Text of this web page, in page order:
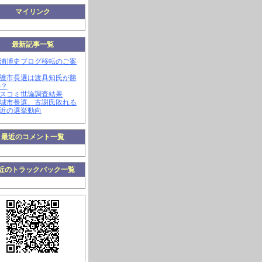
マイリンク
最新記事一覧
博史ブログ移転のご案
市長選は渡具知氏が勝
コミ世論調査結果
市長選、古謝氏敗れる
の選挙動向
最近のコメント一覧
のトラックバック一覧